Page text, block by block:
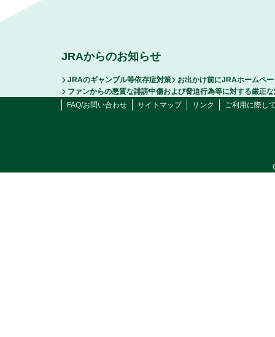
JRAからのお知らせ
JRAのギャンブル等依存症対策
お出かけ前にJRAホームペ
ファンからの悪質な誹謗中傷および脅迫行為等に対する厳正
FAQ/お問い合わせ
サイトマップ リンク ご利用に際し